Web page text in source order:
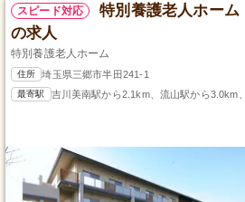
スピード対応
特別養護老人ホーム
の求人
特別養護老人ホーム
住所 埼玉県三郷市半田241-1
最寄駅 吉川美南駅から2.1km、流山駅から3.0km